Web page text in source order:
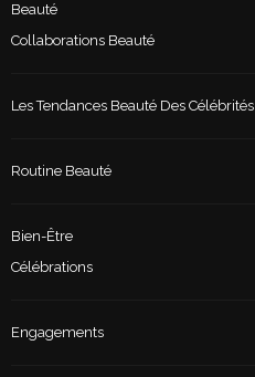
Beauté
Collaborations Beauté
Les Tendances Beauté Des Célébrités
Routine Beauté
Bien-Être
Célébrations
Engagements